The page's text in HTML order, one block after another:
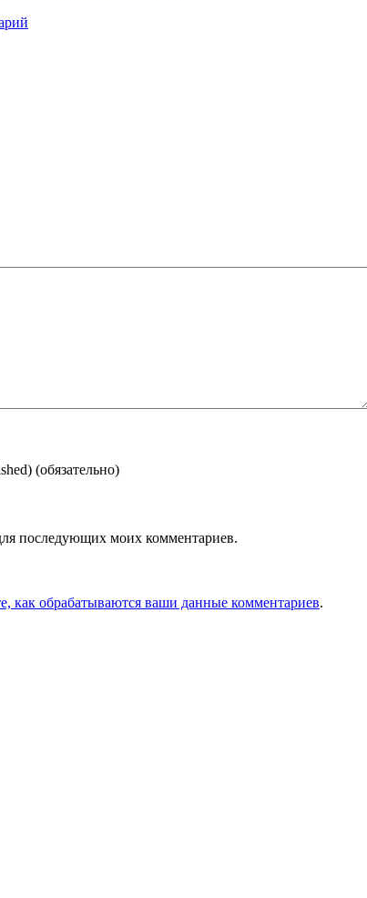
(обязательно)
последующих моих комментариев.
как обрабатываются ваши данные комментариев.